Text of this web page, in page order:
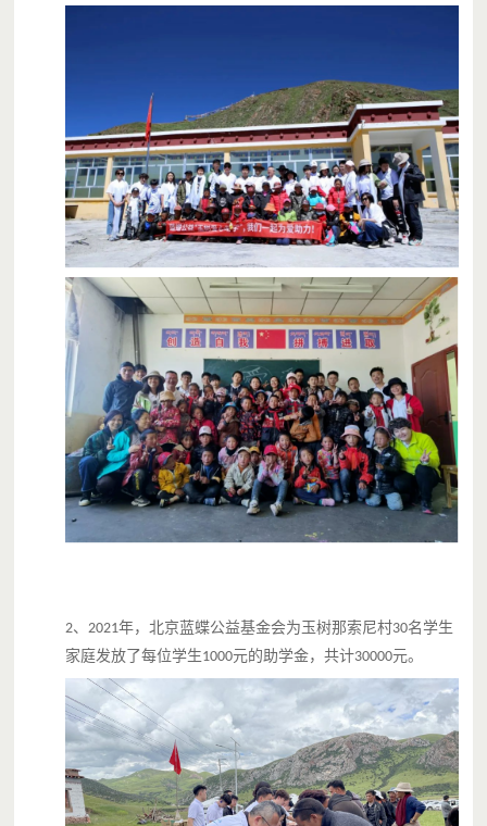
525元让孩子温饱一学期，
1050元让孩子温暖一整年。
让孩子们在课堂上不再饥饿，
回家的路上也不再漫长难熬。
哪怕是一份爱心餐，
也希望你能献出一份善意，
我们一起为爱出发，
把这份爱传递出去吧！
关于我们
浙江千训爱心慈善基金会
2011年12月成立，
2015年1月被评为
5A级社会组织
，
截至2018年10月，
共募集慈善款项超过1亿元，
超过15万人。
蓝蝶基金会携手千训基金会，
成立蓝蝶专项基金，
旨在以玉树、彭阳、监利为主要援助地区，
2、 2021年，北京蓝蝶公益基金会为玉树那索尼村30名学生
家庭发放了每位学生1000元的助学金，共计30000元。